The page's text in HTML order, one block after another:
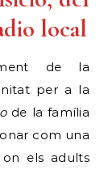
local
de la
per a la
de la família
com una
on els adults